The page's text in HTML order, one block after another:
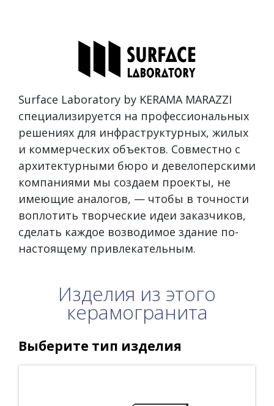
Surface Laboratory by KERAMA MARAZZI
специализируется на профессиональных
решениях для инфраструктурных, жилых
и коммерческих объектов. Совместно с
архитектурными бюро и девелоперскими
компаниями мы создаем проекты, не
имеющие аналогов, — чтобы в точности
воплотить творческие идеи заказчиков,
сделать каждое возводимое здание по-
настоящему привлекательным.
Изделия из этого
керамогранита
Выберите тип изделия